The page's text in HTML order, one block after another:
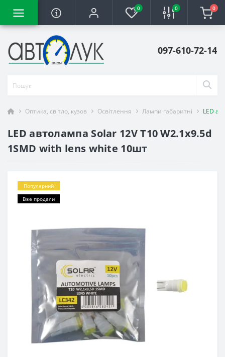
0 0 0
097-610-72-14
Оптика, світло, кузов Освітлення Лампи габаритні LED
LED автолампа Solar 12V T10 W2.1x9.5d
1SMD with lens white 10шт
Популярний
Вже продали